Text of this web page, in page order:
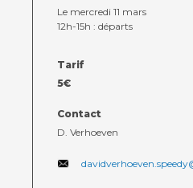
Actualités
Le mercredi 11 mars
12h-15h : départs
Tarif
5€
Contact
D. Verhoeven